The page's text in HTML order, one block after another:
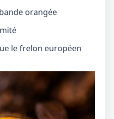
orangée
le frelon européen